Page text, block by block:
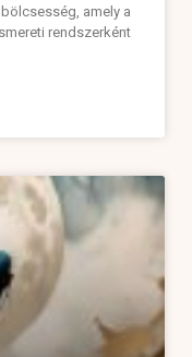
amely a
rendszerként